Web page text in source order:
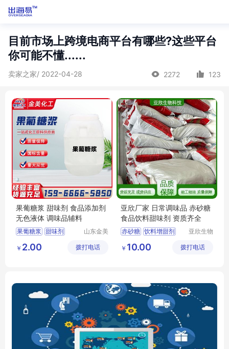
目前市场上跨境电商平台有哪些?这些平台
你可能不懂......
卖家之家/ 2022-04-28 2272 123
果葡糖浆 甜味剂 食品添加剂
无色液体 调味品辅料
果葡糖浆 甜味剂
调味品
山东金美
公司
￥ 2.00 拨打电话
亚欣厂家 日常调味品 赤砂糖
食品饮料甜味剂 资质齐全
赤砂糖 饮料增甜剂
亚欣生物科技
亚欣生物
州）有限
￥ 10.00 拨打电话